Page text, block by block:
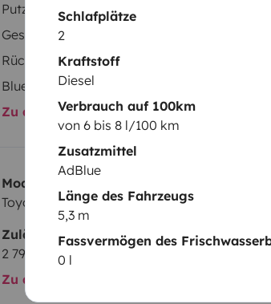
Schlafplätze
2
Kraftstoff
Diesel
Verbrauch auf 100km
von 6 bis 8 l/100 km
Zusatzmittel
AdBlue
Länge des Fahrzeugs
5,3 m
Fassvermögen des
0 l
Putzgeräte
Geschwindigkeitsregelung
Rückfahrsensor
Bluetooth
Zu allen Ausstattungselementen
Modell:
Toyota ProAce Verso
Zulässiges Gesamtgewicht:
2 790 kg
Zu allen technischen Details